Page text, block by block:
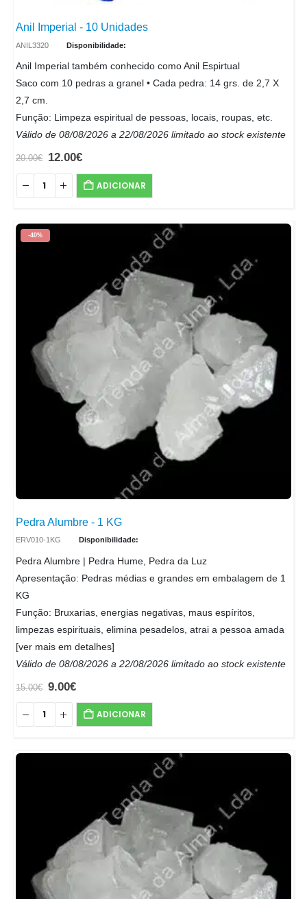
Anil Imperial - 10 Unidades
ANIL3320 Disponibilidade:
Anil Imperial também conhecido como Anil Espirtual
Saco com 10 pedras a granel • Cada pedra: 14 grs. de 2,7 X
2,7 cm.
Função: Limpeza espiritual de pessoas, locais, roupas, etc.
Válido de 08/08/2026 a 22/08/2026 limitado ao stock existente
20.00€ 12.00€
ADICIONAR
-40%
Pedra Alumbre - 1 KG
ERV010-1KG Disponibilidade:
Pedra Alumbre | Pedra Hume, Pedra da Luz
Apresentação: Pedras médias e grandes em embalagem de 1
KG
Função: Bruxarias, energias negativas, maus espíritos,
limpezas espirituais, elimina pesadelos, atrai a pessoa amada
[ver mais em detalhes]
Válido de 08/08/2026 a 22/08/2026 limitado ao stock existente
15.00€ 9.00€
ADICIONAR